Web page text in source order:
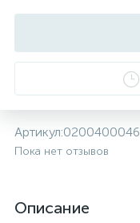
Артикул:0200400046
Пока нет отзывов
Описание